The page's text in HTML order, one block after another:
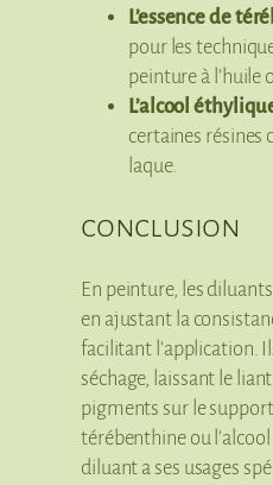
L’essence de
pour les
peinture à l’huile
L’alcool
certaines
laque.
conclusion
En peinture, les
en ajustant la
facilitant l’application.
séchage, laissant le
pigments sur le
térébenthine ou
diluant a ses usages